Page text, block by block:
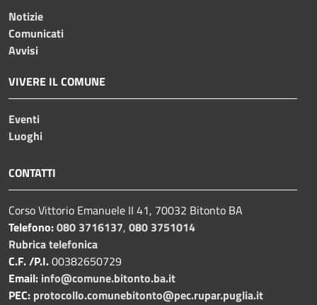
Notizie
Comunicati
Avvisi
VIVERE IL COMUNE
Eventi
Luoghi
CONTATTI
Corso Vittorio Emanuele II 41, 70032 Bitonto BA
Telefono:080 3716137, 080 3751014
Rubrica telefonica
C.F. /P.I.00382650729
Email: info@comune.bitonto.ba.it
PEC: protocollo.comunebitonto@pec.rupar.puglia.it